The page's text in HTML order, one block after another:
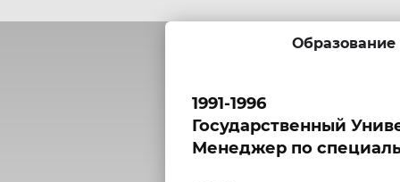
Образование
1991-1996
Государственный
Менеджер по